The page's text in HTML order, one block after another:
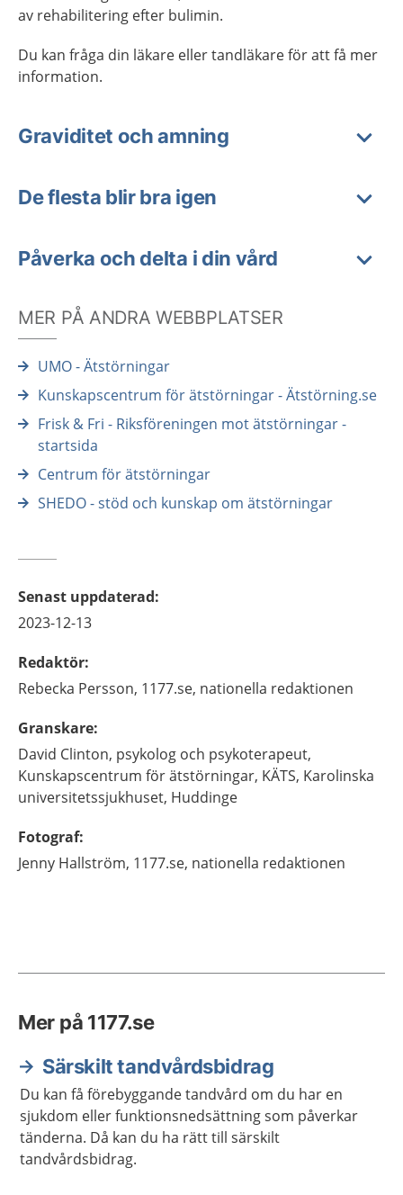
av rehabilitering efter bulimin.
Du kan fråga din läkare eller tandläkare för att få mer
information.
Graviditet och amning
De flesta blir bra igen
Påverka och delta i din vård
MER PÅ ANDRA WEBBPLATSER
UMO - Ätstörningar
Kunskapscentrum för ätstörningar - Ätstörning.se
Frisk & Fri - Riksföreningen mot ätstörningar -
startsida
Centrum för ätstörningar
SHEDO - stöd och kunskap om ätstörningar
Senast uppdaterad:
2023-12-13
Redaktör:
Rebecka Persson, 1177.se, nationella redaktionen
Granskare:
David Clinton, psykolog och psykoterapeut,
Kunskapscentrum för ätstörningar, KÄTS, Karolinska
universitetssjukhuset, Huddinge
Fotograf:
Jenny Hallström, 1177.se, nationella redaktionen
Mer på 1177.se
Särskilt tandvårdsbidrag
Du kan få förebyggande tandvård om du har en
sjukdom eller funktionsnedsättning som påverkar
tänderna. Då kan du ha rätt till särskilt
tandvårdsbidrag.